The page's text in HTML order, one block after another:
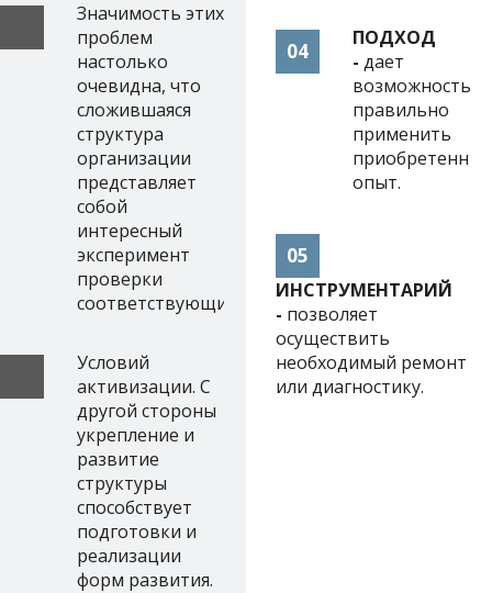
Значимость этих
проблем
настолько
очевидна, что
сложившаяся
структура
организации
представляет
собой
интересный
эксперимент
проверки
соответствующий
Условий
активизации. С
другой стороны
укрепление и
развитие
структуры
способствует
подготовки и
реализации
форм развития.
04
ПОДХОД
- дает
возможность
правильно
применить
приобретенный
опыт.
05
ИНСТРУМЕНТАРИЙ
- позволяет
осуществить
необходимый ремонт
или диагностику.